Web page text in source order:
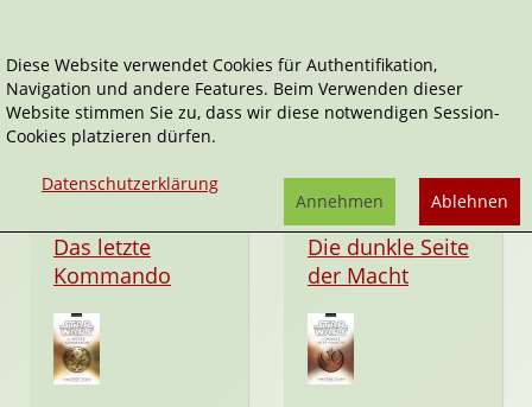
Star Wars - Die Thrawn-Trilogie
Das letzte
Kommando
Taschenbuch
Die dunkle Seite
der Macht
Diese Website verwendet Cookies für Authentifikation,
Navigation und andere Features. Beim Verwenden dieser
Website stimmen Sie zu, dass wir diese notwendigen Session-
Cookies platzieren dürfen.
Datenschutzerklärung
Ablehnen
Annehmen